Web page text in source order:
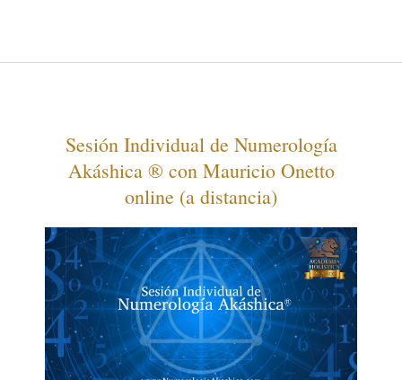
Sesión Individual de Numerología
Akáshica ® con Mauricio Onetto
online (a distancia)